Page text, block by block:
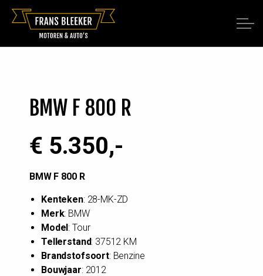
BMW F 800 R
€ 5.350,-
BMW F 800 R
Kenteken: 28-MK-ZD
Merk: BMW
Model: Tour
Tellerstand: 37512 KM
Brandstofsoort: Benzine
Bouwjaar: 2012